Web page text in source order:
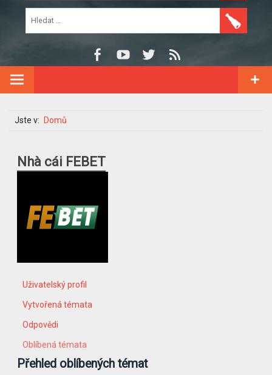
Jste v: Domů
Nhà cái FEBET
Uživatelský profil
Vytvořená témata
Odpovědi
Oblíbená témata
Přehled oblíbených témat